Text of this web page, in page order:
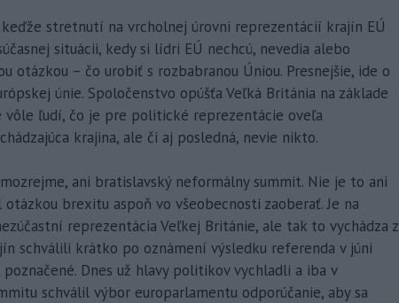
keďže stretnutí na vrcholnej úrovni reprezentácií krajín EÚ
situácii, kedy si lídri EÚ nechcú, nevedia alebo
otázkou – čo urobiť s rozbabranou Úniou. Presnejšie, ide o
únie. Spoločenstvo opúšťa Veľká Británia na základe
vôle ľudí, čo je pre politické reprezentácie oveľa
krajina, ale či aj posledná, nevie nikto.
ani bratislavský neformálny summit. Nie je to ani
brexitu aspoň vo všeobecnosti zaoberať. Je na
reprezentácia Veľkej Británie, ale tak to vychádza z
schválili krátko po oznámení výsledku referenda v júni
Dnes už hlavy politikov vychladli a iba v
schválil výbor europarlamentu odporúčanie, aby sa